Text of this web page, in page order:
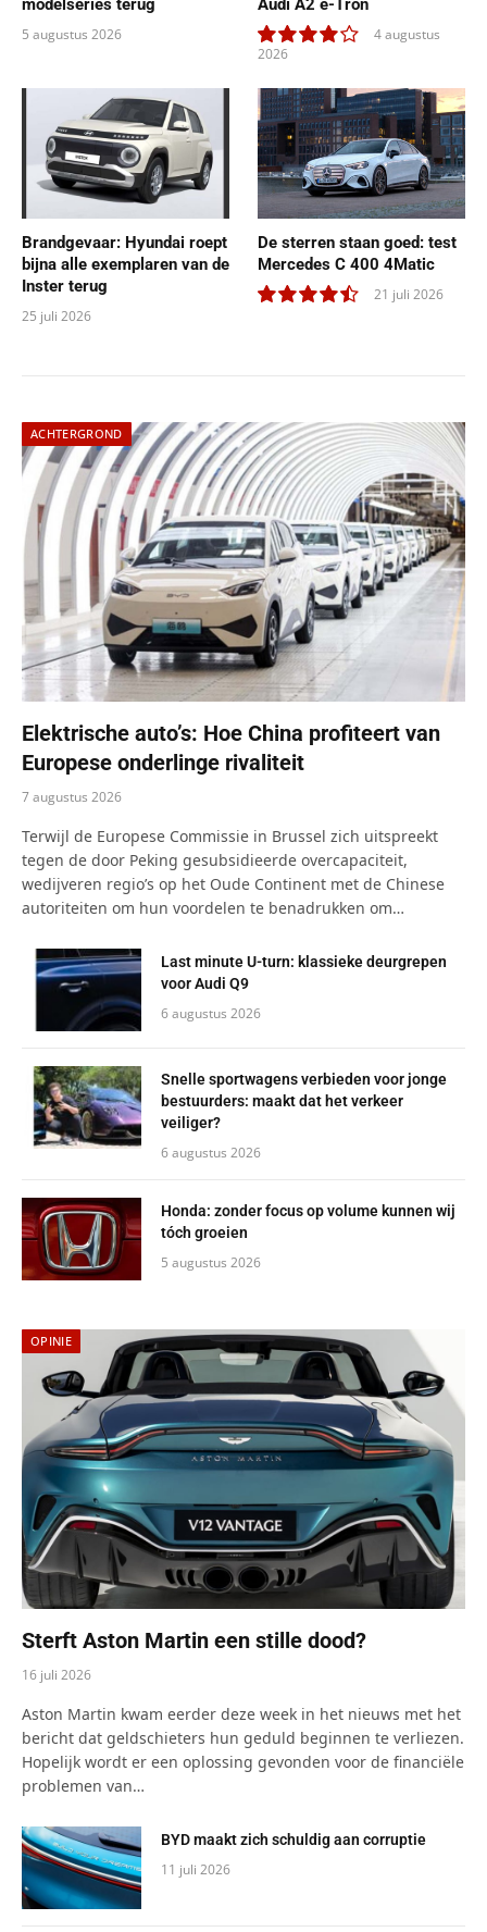
modelseries terug
5 augustus 2026
Audi A2 e-Tron
4 augustus
2026
Brandgevaar: Hyundai roept
bijna alle exemplaren van de
Inster terug
25 juli 2026
De sterren staan goed: test
Mercedes C 400 4Matic
21 juli 2026
ACHTERGROND
Elektrische auto’s: Hoe China profiteert van
Europese onderlinge rivaliteit
7 augustus 2026
Terwijl de Europese Commissie in Brussel zich uitspreekt
tegen de door Peking gesubsidieerde overcapaciteit,
wedijveren regio’s op het Oude Continent met de Chinese
autoriteiten om hun voordelen te benadrukken om…
Last minute U-turn: klassieke deurgrepen
voor Audi Q9
6 augustus 2026
Snelle sportwagens verbieden voor jonge
bestuurders: maakt dat het verkeer
veiliger?
6 augustus 2026
Honda: zonder focus op volume kunnen wij
tóch groeien
5 augustus 2026
OPINIE
Sterft Aston Martin een stille dood?
16 juli 2026
Aston Martin kwam eerder deze week in het nieuws met het
bericht dat geldschieters hun geduld beginnen te verliezen.
Hopelijk wordt er een oplossing gevonden voor de financiële
problemen van…
BYD maakt zich schuldig aan corruptie
11 juli 2026